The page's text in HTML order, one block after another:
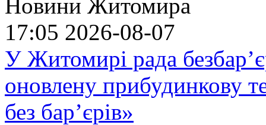
Новини Житомира
17:05 2026-08-07
У Житомирі рада
оновлену прибудинкову
без бар’єрів»